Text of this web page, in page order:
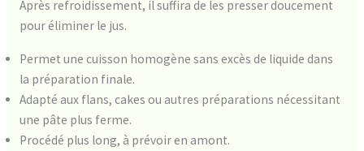
Après refroidissement, il suffira de les presser doucement
pour éliminer le jus.
Permet une cuisson homogène sans excès de liquide dans
la préparation finale.
Adapté aux flans, cakes ou autres préparations nécessitant
une pâte plus ferme.
Procédé plus long, à prévoir en amont.